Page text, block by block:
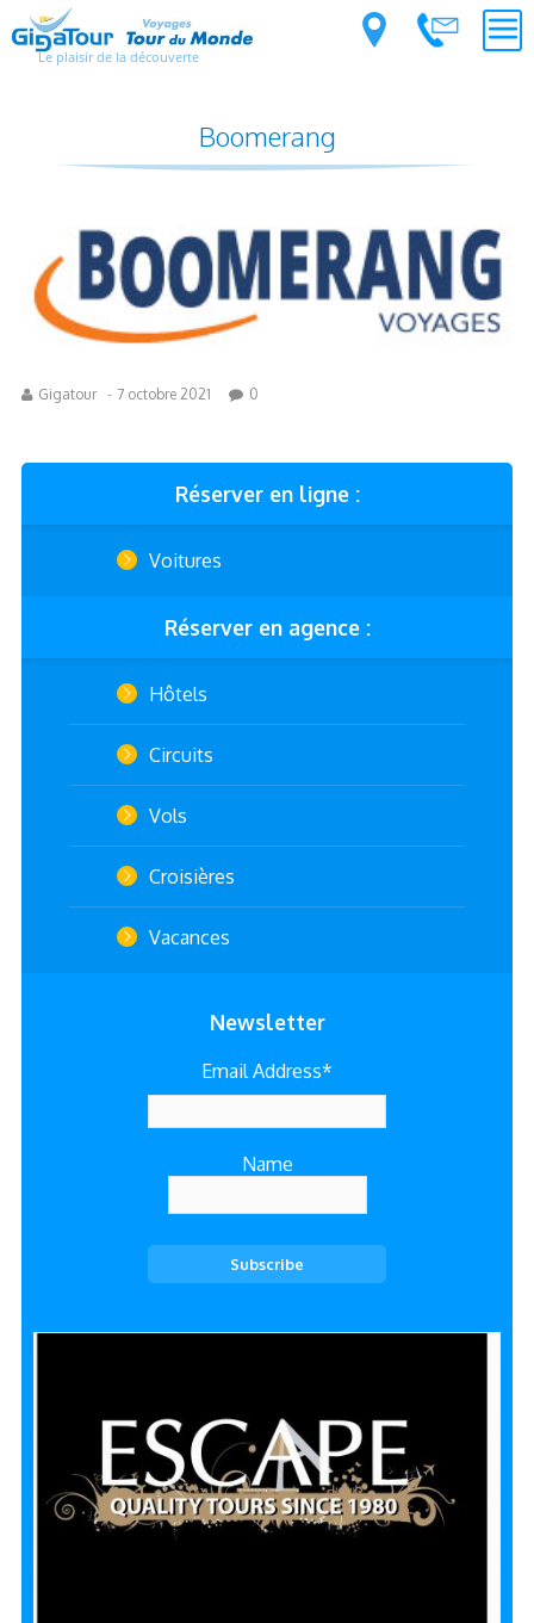
Le plaisir de la découverte
Boomerang
Réserver en ligne :
Voitures
Réserver en agence :
Hôtels
Circuits
Vols
Croisières
Vacances
Newsletter
Email Address*
Name
Gigatour - 7 octobre 2021 0